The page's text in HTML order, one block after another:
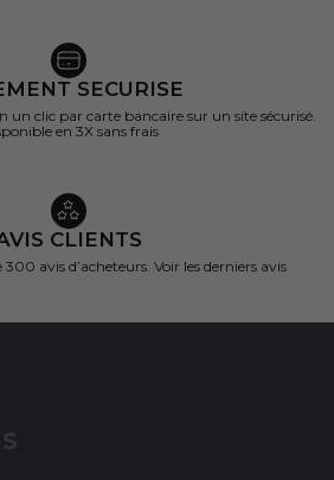
SECURISE
un clic par carte bancaire sur un site sécurisé.
en 3X sans frais
CLIENTS
300 avis d’acheteurs. Voir les derniers avis